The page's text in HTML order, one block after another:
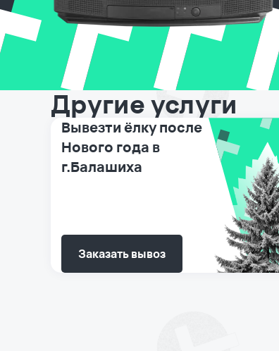
Другие услуги
Вывезти ёлку после
Нового года в
г.Балашиха
Заказать вывоз